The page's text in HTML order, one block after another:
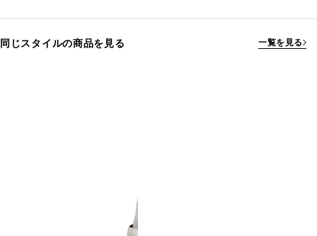
同じスタイルの商品を見る 一覧を見る